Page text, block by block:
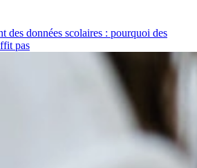
des données scolaires : pourquoi des
pas